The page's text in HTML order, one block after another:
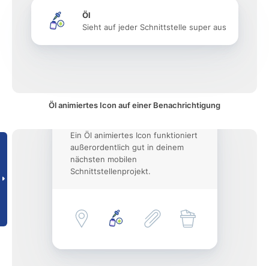
Öl
Sieht auf jeder Schnittstelle super aus
Öl animiertes Icon auf einer Benachrichtigung
Ein Öl animiertes Icon funktioniert
außerordentlich gut in deinem
nächsten mobilen
Schnittstellenprojekt.